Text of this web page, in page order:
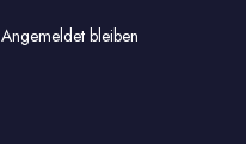
Angemeldet bleiben